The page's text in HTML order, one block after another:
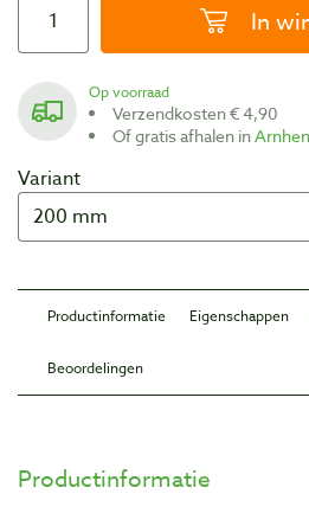
In
Op voorraad
Verzendkosten € 4,90
Of gratis afhalen in
Variant
Productinformatie Eigenschappen
Beoordelingen
Productinformatie